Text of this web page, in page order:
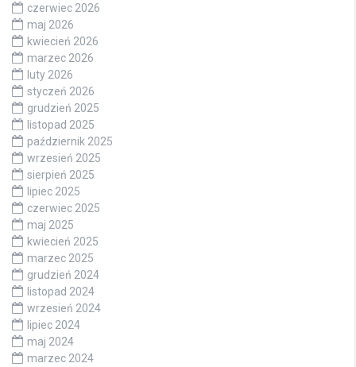
czerwiec 2026
maj 2026
kwiecień 2026
marzec 2026
luty 2026
styczeń 2026
grudzień 2025
listopad 2025
październik 2025
wrzesień 2025
sierpień 2025
lipiec 2025
czerwiec 2025
maj 2025
kwiecień 2025
marzec 2025
grudzień 2024
listopad 2024
wrzesień 2024
lipiec 2024
maj 2024
marzec 2024